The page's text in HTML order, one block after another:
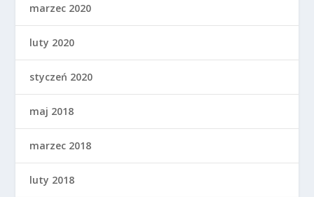
marzec 2020
luty 2020
styczeń 2020
maj 2018
marzec 2018
luty 2018